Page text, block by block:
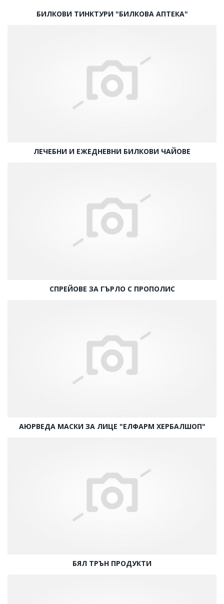
БИЛКОВИ ТИНКТУРИ "БИЛКОВА АПТЕКА"
ЛЕЧЕБНИ И ЕЖЕДНЕВНИ БИЛКОВИ ЧАЙОВЕ
СПРЕЙОВЕ ЗА ГЪРЛО С ПРОПОЛИС
АЮРВЕДА МАСКИ ЗА ЛИЦЕ "ЕЛФАРМ ХЕРБАЛШОП"
БЯЛ ТРЪН ПРОДУКТИ